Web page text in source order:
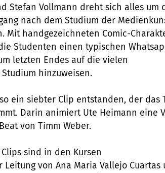
Stefan Vollmann dreht sich alles um
nach dem Studium der
Mit handgezeichneten Comic-
Studenten einen typischen
letzten Endes auf die vielen
hinzuweisen.
ein siebter Clip entstanden, der das
Darin animiert Ute Heimann eine
von Timm Weber.
sind in den Kursen
von Ana Maria Vallejo Cuartas